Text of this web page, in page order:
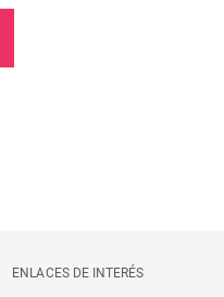
ENLACES DE INTERÉS